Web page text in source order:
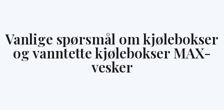
Vanlige spørsmål om kjølebokser
og vanntette kjølebokser MAX-
vesker